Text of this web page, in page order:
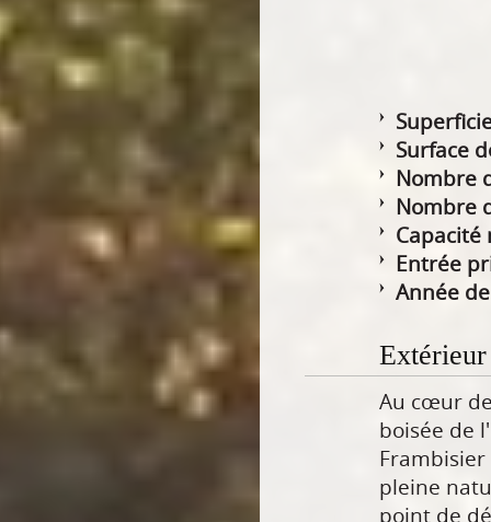
Surface
Nombre
Nombre
Capacité
Entrée
Année
Extérieur
Au cœur
boisée de
Frambisier
pleine
point de